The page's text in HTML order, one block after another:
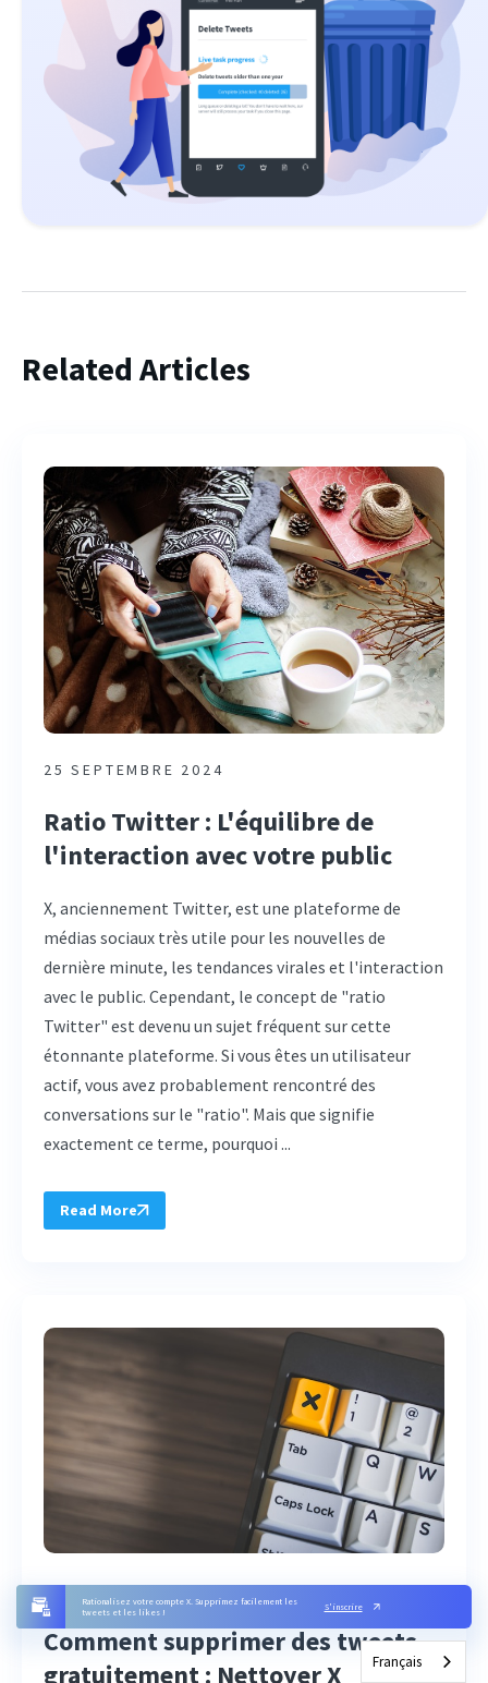
Rationalisez votre compte X. Supprimez facilement les
tweets et les likes !
S'inscrire
Related Articles
25 SEPTEMBRE 2024
Ratio Twitter : L'équilibre de
l'interaction avec votre public
X, anciennement Twitter, est une plateforme de
médias sociaux très utile pour les nouvelles de
dernière minute, les tendances virales et l'interaction
avec le public. Cependant, le concept de "ratio
Twitter" est devenu un sujet fréquent sur cette
étonnante plateforme. Si vous êtes un utilisateur
actif, vous avez probablement rencontré des
conversations sur le "ratio". Mais que signifie
exactement ce terme, pourquoi ...
Read More
4 JUILLET 2024
Comment supprimer des tweets
gratuitement : Nettoyer X
Français